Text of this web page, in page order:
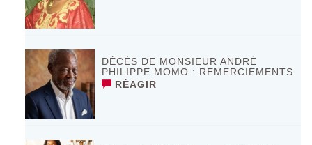
DÉCÈS DE MONSIEUR ANDRÉ
PHILIPPE MOMO : REMERCIEMENTS
RÉAGIR